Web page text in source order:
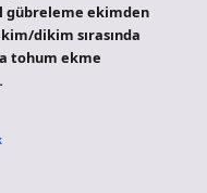
gübreleme ekimden
dikim sırasında
tohum ekme